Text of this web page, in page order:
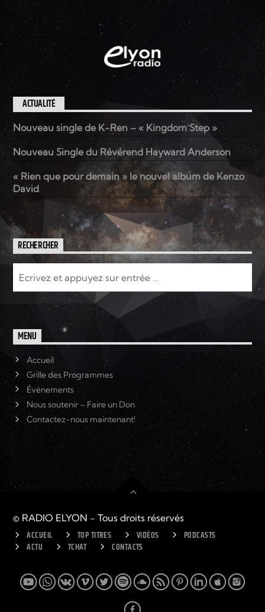
ACTUALITÉ
Nouveau single de K-Ren – « Kingdom Step »
Nouveau Single du Révérend Hayward Anderson
« Rien que pour demain » le nouvel album de Kenzo
David
RECHERCHER
MENU
Accueil
Grille des Programmes
Événements
Nous soutenir – Faire un Don
Contactez-nous maintenant!
© RADIO ELYON - Tous droits réservés
ACCUEIL TOP TITRES VIDÉOS
PODCASTS
ACTU
TCHAT CONTACTS